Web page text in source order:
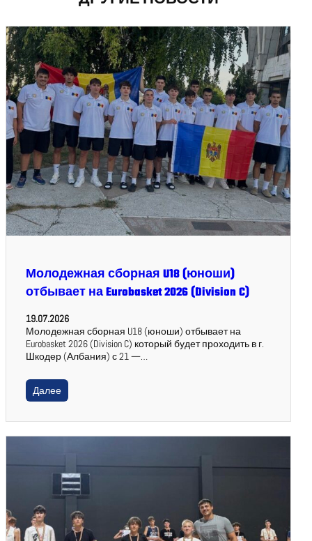
Молодежная сборная U18 (юноши)
отбывает на Eurobasket 2026 (Division C)
19.07.2026
Молодежная сборная U18 (юноши) отбывает на
Eurobasket 2026 (Division C) который будет проходить в г.
Шкодер (Албания) с 21 —…
Далее